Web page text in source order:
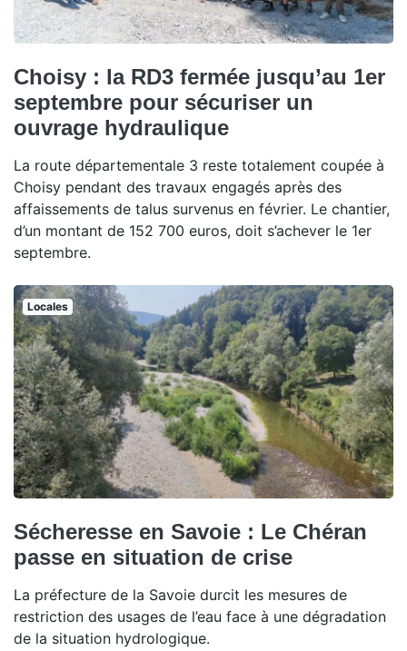
Choisy : la RD3 fermée jusqu’au 1er
septembre pour sécuriser un
ouvrage hydraulique
La route départementale 3 reste totalement coupée à
Choisy pendant des travaux engagés après des
affaissements de talus survenus en février. Le chantier,
d’un montant de 152 700 euros, doit s’achever le 1er
septembre.
Locales
Sécheresse en Savoie : Le Chéran
passe en situation de crise
La préfecture de la Savoie durcit les mesures de
restriction des usages de l’eau face à une dégradation
de la situation hydrologique.